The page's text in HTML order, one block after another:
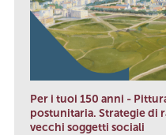
Per i tuoi 150 anni -
postunitaria. Strategie di
vecchi soggetti sociali